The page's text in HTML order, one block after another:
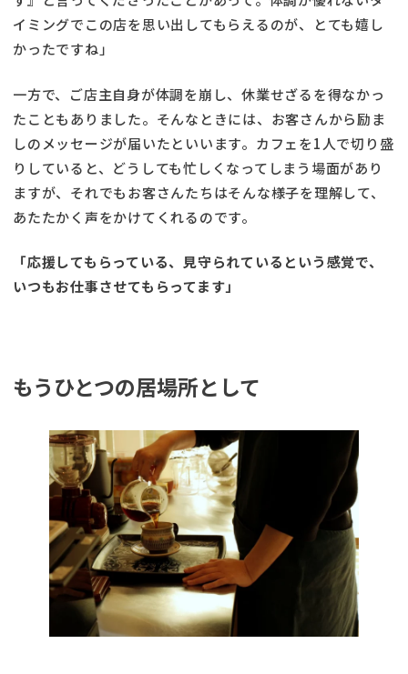
イミングでこの店を思い出してもらえるのが、とても嬉し
かったですね」
一方で、ご店主自身が体調を崩し、休業せざるを得なかっ
たこともありました。そんなときには、お客さんから励ま
しのメッセージが届いたといいます。カフェを1人で切り盛
りしていると、どうしても忙しくなってしまう場面があり
ますが、それでもお客さんたちはそんな様子を理解して、
あたたかく声をかけてくれるのです。
「応援してもらっている、 見守られているという感覚で、
いつもお仕事させてもらってます」
もうひとつの居場所として